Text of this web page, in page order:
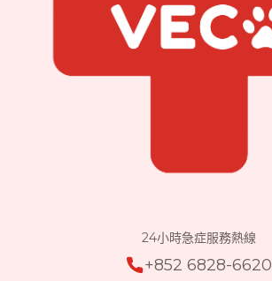
24小時急症服務熱線
+852 6828-6620